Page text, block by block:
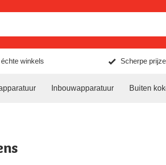
winkels Scherpe
Inbouwapparatuur Buiten